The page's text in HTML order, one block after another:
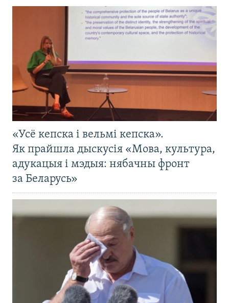
«Усё кепска і вельмі кепска».
Як прайшла дыскусія «Мова, культура,
адукацыя і мэдыя: нябачны фронт
за Беларусь»